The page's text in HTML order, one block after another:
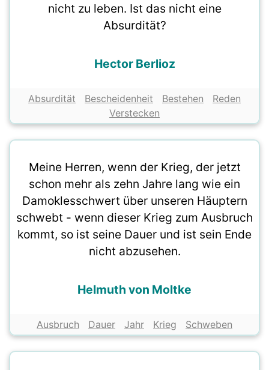
nicht zu leben. Ist das nicht eine
Absurdität?
Hector Berlioz
Absurdität Bescheidenheit Bestehen
Reden
Verstecken
Meine Herren, wenn der Krieg, der jetzt
schon mehr als zehn Jahre lang wie ein
Damoklesschwert über unseren Häuptern
schwebt - wenn dieser Krieg zum Ausbruch
kommt, so ist seine Dauer und ist sein Ende
nicht abzusehen.
Helmuth von Moltke
Ausbruch Dauer Jahr Krieg Schweben